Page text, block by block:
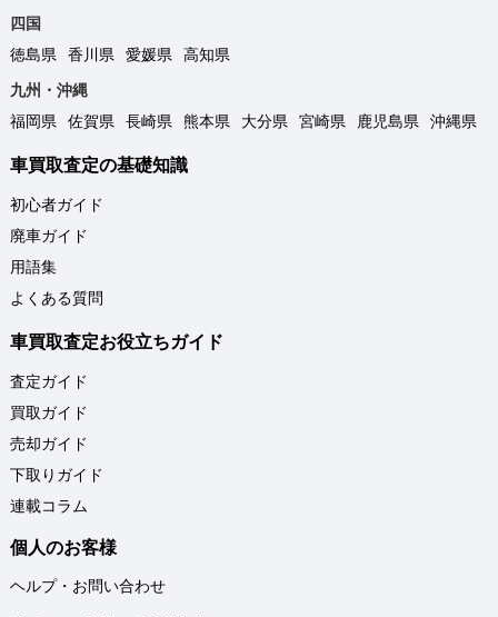
四国
徳島県
香川県 愛媛県
高知県
九州・沖縄
福岡県
佐賀県 長崎県 熊本県 大分県 宮崎県 鹿児島県 沖縄県
車買取査定の基礎知識
初心者ガイド
廃車ガイド
用語集
よくある質問
車買取査定お役立ちガイド
査定ガイド
買取ガイド
売却ガイド
下取りガイド
連載コラム
個人のお客様
ヘルプ・お問い合わせ